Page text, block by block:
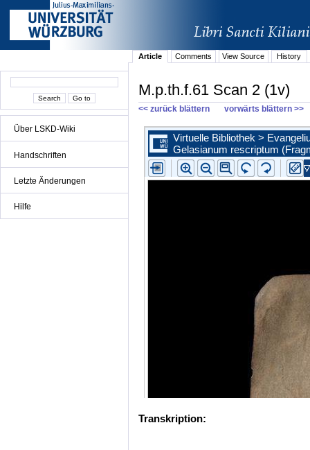
Über LSKD-Wiki
Handschriften
Letzte Änderungen
Hilfe
Article Comments View Source History
M.p.th.f.61 Scan 2 (1v)
<< zurück blättern vorwärts blättern >>
Transkription: